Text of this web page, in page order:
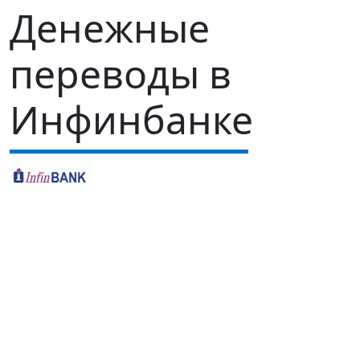
Денежные
переводы в
Инфинбанке